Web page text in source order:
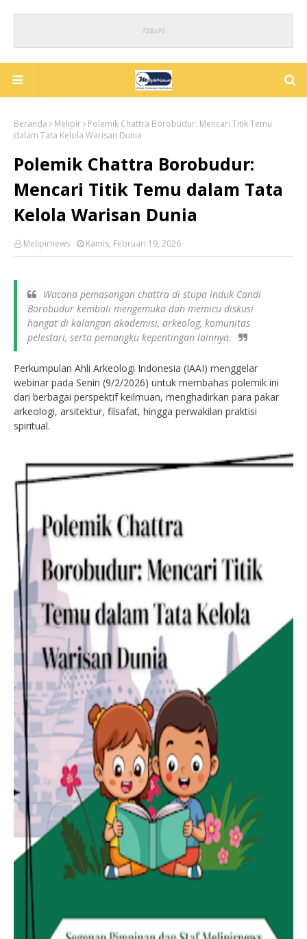
Beranda Melipir
Polemik Chattra Borobudur: Mencari Titik Temu
dalam Tata Kelola Warisan Dunia
Polemik Chattra Borobudur:
Mencari Titik Temu dalam Tata
Kelola Warisan Dunia
Melipirnews Kamis, Februari 19, 2026
Wacana pemasangan chattra di stupa induk Candi
Borobudur kembali mengemuka dan memicu diskusi
hangat di kalangan akademisi, arkeolog, komunitas
pelestari, serta pemangku kepentingan lainnya.
Perkumpulan Ahli Arkeologi Indonesia (IAAI) menggelar
webinar pada Senin (9/2/2026) untuk membahas polemik ini
dari berbagai perspektif keilmuan, menghadirkan para pakar
arkeologi, arsitektur, filsafat, hingga perwakilan praktisi
spiritual.